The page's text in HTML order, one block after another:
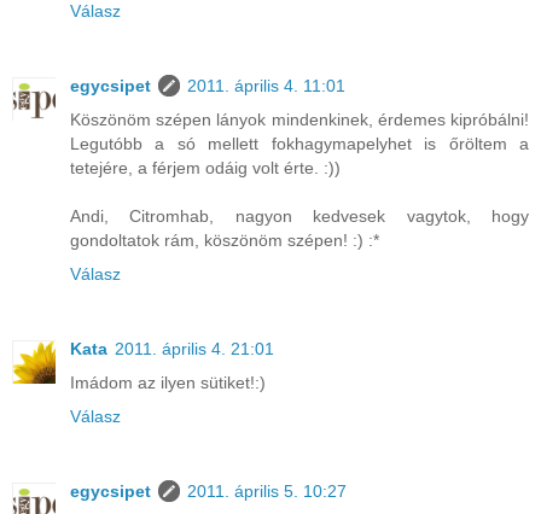
Válasz
egycsipet
2011. április 4. 11:01
Köszönöm szépen lányok mindenkinek, érdemes kipróbálni!
Legutóbb a só mellett fokhagymapelyhet is őröltem a
tetejére, a férjem odáig volt érte. :))
Andi, Citromhab, nagyon kedvesek vagytok, hogy
gondoltatok rám, köszönöm szépen! :) :*
Válasz
Kata 2011. április 4. 21:01
Imádom az ilyen sütiket!:)
Válasz
egycsipet
2011. április 5. 10:27